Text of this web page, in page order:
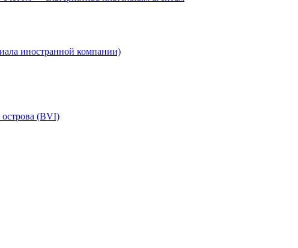
иностранной компании)
(BVI)